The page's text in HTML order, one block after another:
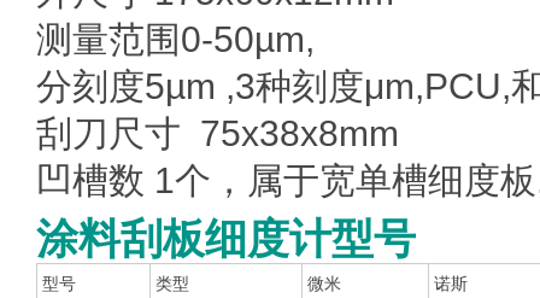
测量范围0-50µm,
分刻度5µm ,3种刻度μm,PCU,
刮刀尺寸 75x38x8mm
凹槽数 1个，属于宽单槽细度
涂料刮板细度计型号
型号 类型 微米 诺斯